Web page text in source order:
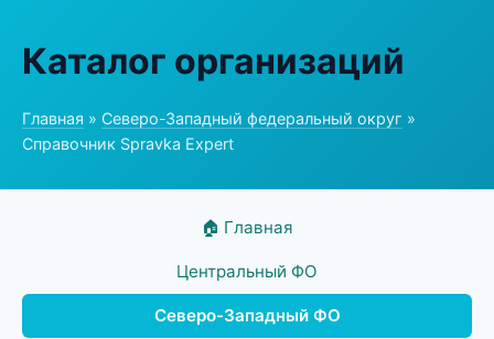
Каталог организаций
Главная » Северо-Западный федеральный округ »
Справочник Spravka Expert
🏠 Главная
Центральный ФО
Северо-Западный ФО